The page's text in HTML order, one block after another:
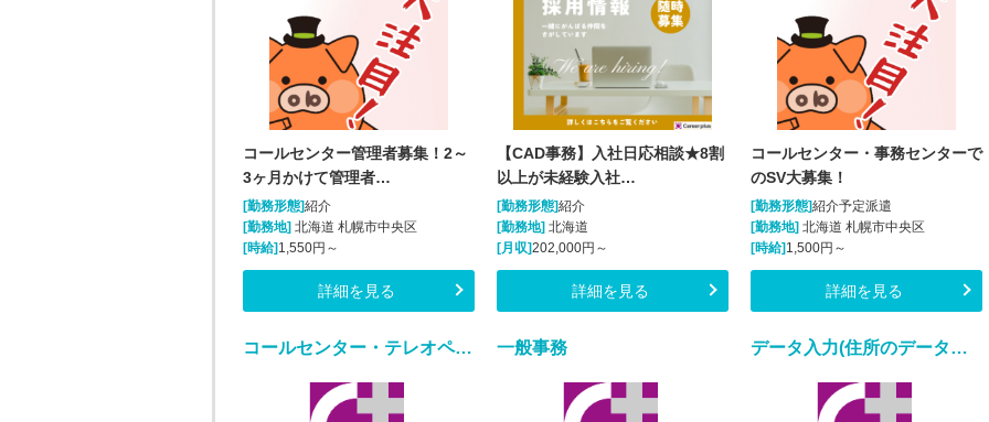
コールセンター管理者募集！2～
3ヶ月かけて管理者…
[勤務形態]紹介
[勤務地] 北海道 札幌市中央区
[時給] 1,550円～
詳細を見る
【CAD事務】入社日応相談★8割
以上が未経験入社…
[勤務形態]紹介
[勤務地] 北海道
[月収]202,000円～
詳細を見る
コールセンター・事務センターで
のSV大募集！
[勤務形態]紹介予定派遣
[勤務地] 北海道 札幌市中央区
[時給] 1,500円～
詳細を見る
コールセンター・テレオペ（受信）(勤怠管理システムヘルプデスク) 一般事務 データ入力(住所のデータ入力・補正業務)